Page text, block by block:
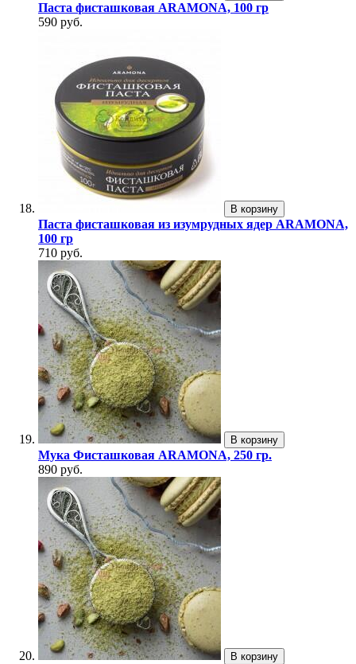
Паста фисташковая ARAMONA, 100 гр
590 руб.
В корзину
Паста фисташковая из изумрудных ядер ARAMONA,
100 гр
710 руб.
В корзину
Мука Фисташковая ARAMONA, 250 гр.
890 руб.
В корзину